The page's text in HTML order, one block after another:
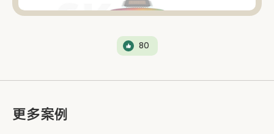
80
更多案例